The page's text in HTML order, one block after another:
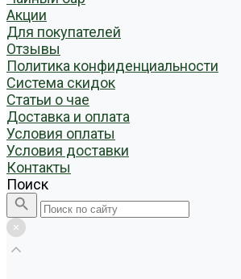
Акции
Для покупателей
Отзывы
Политика конфиденциальности
Система скидок
Статьи о чае
Доставка и оплата
Условия оплаты
Условия доставки
Контакты
Поиск